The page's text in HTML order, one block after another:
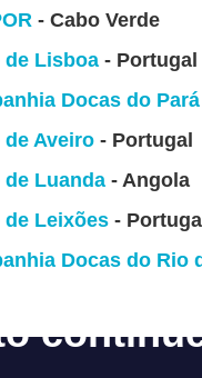
- Cabo Verde
Lisboa - Portugal
Docas do Pará
Aveiro - Portugal
Luanda - Angola
Leixões -
Docas do Rio